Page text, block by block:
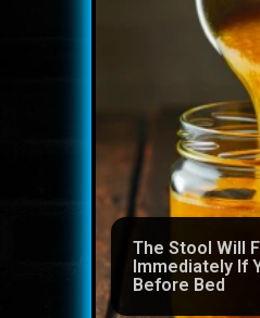
The Stool Will
Immediately If
Before Bed